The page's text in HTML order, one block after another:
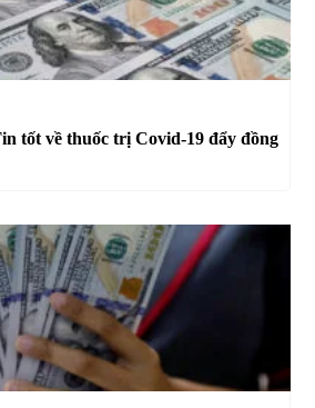
tốt về thuốc trị Covid-19 đẩy đồng